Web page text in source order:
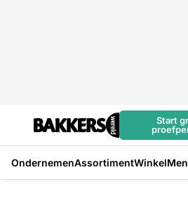
Start
OndernemenAssortimentWinkel